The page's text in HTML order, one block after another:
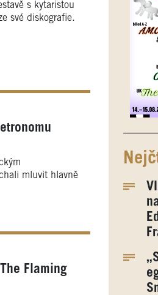
s kytaristou
své diskografie.
mluvit hlavně
Flaming